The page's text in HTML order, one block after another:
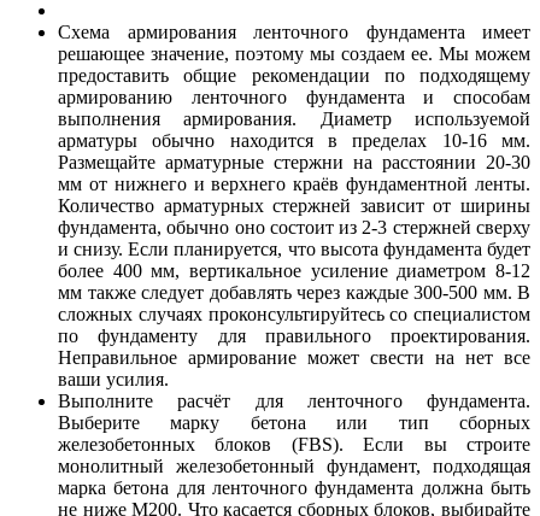
Схема армирования ленточного фундамента имеет
решающее значение, поэтому мы создаем ее. Мы можем
предоставить общие рекомендации по подходящему
армированию ленточного фундамента и способам
выполнения армирования. Диаметр используемой
арматуры обычно находится в пределах 10-16 мм.
Размещайте арматурные стержни на расстоянии 20-30
мм от нижнего и верхнего краёв фундаментной ленты.
Количество арматурных стержней зависит от ширины
фундамента, обычно оно состоит из 2-3 стержней сверху
и снизу. Если планируется, что высота фундамента будет
более 400 мм, вертикальное усиление диаметром 8-12
мм также следует добавлять через каждые 300-500 мм. В
сложных случаях проконсультируйтесь со специалистом
по фундаменту для правильного проектирования.
Неправильное армирование может свести на нет все
ваши усилия.
Выполните расчёт для ленточного фундамента.
Выберите марку бетона или тип сборных
железобетонных блоков (FBS). Если вы строите
монолитный железобетонный фундамент, подходящая
марка бетона для ленточного фундамента должна быть
не ниже M200. Что касается сборных блоков, выбирайте